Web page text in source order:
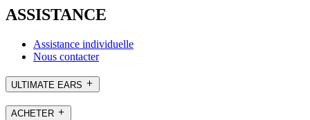
ASSISTANCE
Assistance individuelle
Nous contacter
ULTIMATE EARS
ACHETER